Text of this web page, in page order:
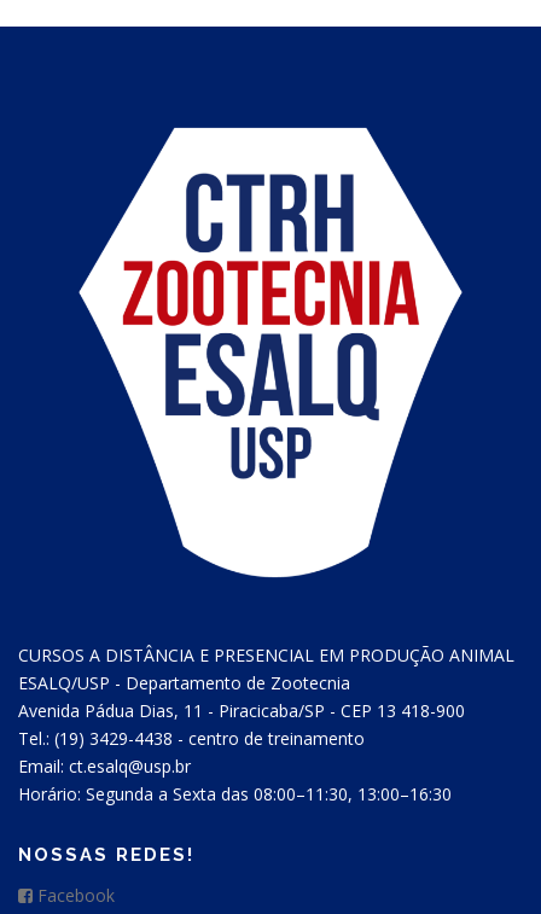
CURSOS A DISTÂNCIA E PRESENCIAL EM PRODUÇÃO ANIMAL
ESALQ/USP - Departamento de Zootecnia
Avenida Pádua Dias, 11 - Piracicaba/SP - CEP 13 418-900
Tel.: (19) 3429-4438 - centro de treinamento
Email: ct.esalq@usp.br
Horário: Segunda a Sexta das 08:00–11:30, 13:00–16:30
NOSSAS REDES!
Facebook